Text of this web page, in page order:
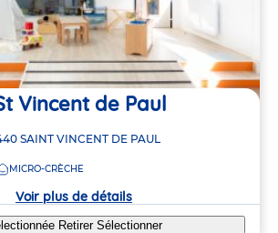
Vincent de Paul
SAINT VINCENT DE PAUL
MICRO-CRÈCHE
Voir plus de détails
Retirer Sélectionner